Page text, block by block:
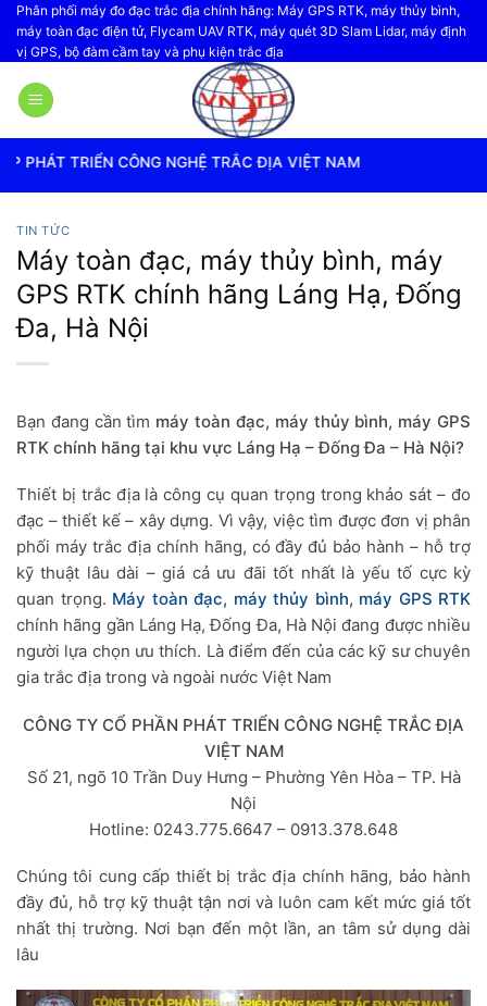
Bỏ
qua
nội
dung
Phân phối máy đo đạc trắc địa chính hãng: Máy GPS RTK, máy thủy bình,
máy toàn đạc điện tử, Flycam UAV RTK, máy quét 3D Slam Lidar, máy định
vị GPS, bộ đàm cầm tay và phụ kiện trắc địa
NGHỆ TRẮC ĐỊA VIỆT NAM
TIN TỨC
Máy toàn đạc, máy thủy bình, máy
GPS RTK chính hãng Láng Hạ, Đống
Đa, Hà Nội
Bạn đang cần tìm máy toàn đạc, máy thủy bình, máy GPS
RTK chính hãng tại khu vực Láng Hạ – Đống Đa – Hà Nội?
Thiết bị trắc địa là công cụ quan trọng trong khảo sát – đo
đạc – thiết kế – xây dựng. Vì vậy, việc tìm được đơn vị phân
phối máy trắc địa chính hãng, có đầy đủ bảo hành – hỗ trợ
kỹ thuật lâu dài – giá cả ưu đãi tốt nhất là yếu tố cực kỳ
quan trọng. Máy toàn đạc, máy thủy bình, máy GPS RTK
chính hãng gần Láng Hạ, Đống Đa, Hà Nội đang được nhiều
người lựa chọn ưu thích. Là điểm đến của các kỹ sư chuyên
gia trắc địa trong và ngoài nước Việt Nam
CÔNG TY CỔ PHẦN PHÁT TRIỂN CÔNG NGHỆ TRẮC ĐỊA
VIỆT NAM
Số 21, ngõ 10 Trần Duy Hưng – Phường Yên Hòa – TP. Hà
Nội
Hotline: 0243.775.6647 – 0913.378.648
Chúng tôi cung cấp thiết bị trắc địa chính hãng, bảo hành
đầy đủ, hỗ trợ kỹ thuật tận nơi và luôn cam kết mức giá tốt
nhất thị trường. Nơi bạn đến một lần, an tâm sử dụng dài
lâu